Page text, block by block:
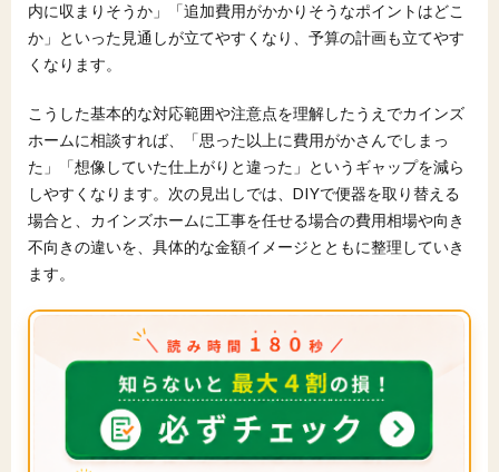
内に収まりそうか」「追加費用がかかりそうなポイントはどこ
か」といった見通しが立てやすくなり、予算の計画も立てやす
くなります。
こうした基本的な対応範囲や注意点を理解したうえでカインズ
ホームに相談すれば、「思った以上に費用がかさんでしまっ
た」「想像していた仕上がりと違った」というギャップを減ら
しやすくなります。次の見出しでは、DIYで便器を取り替える
場合と、カインズホームに工事を任せる場合の費用相場や向き
不向きの違いを、具体的な金額イメージとともに整理していき
ます。